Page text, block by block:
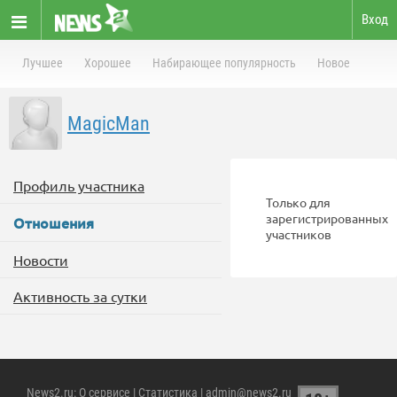
Вход
Лучшее Хорошее Набирающее популярность Новое
MagicMan
Профиль участника
Отношения
Новости
Активность за сутки
Только для
зарегистрированных
участников
News2.ru: О сервисе | Статистика | admin@news2.ru